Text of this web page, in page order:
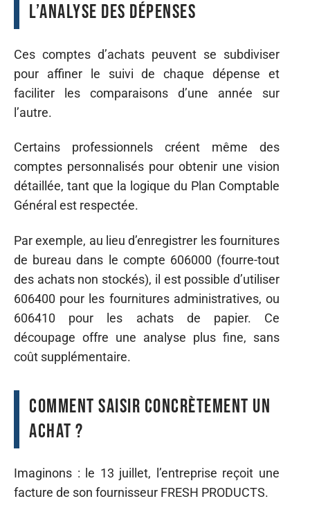
l’analyse des dépenses
Ces comptes d’achats peuvent se subdiviser
pour affiner le suivi de chaque dépense et
faciliter les comparaisons d’une année sur
l’autre.
Certains professionnels créent même des
comptes personnalisés pour obtenir une vision
détaillée, tant que la logique du Plan Comptable
Général est respectée.
Par exemple, au lieu d’enregistrer les fournitures
de bureau dans le compte 606000 (fourre-tout
des achats non stockés), il est possible d’utiliser
606400 pour les fournitures administratives, ou
606410 pour les achats de papier. Ce
découpage offre une analyse plus fine, sans
coût supplémentaire.
Comment saisir concrètement un
achat ?
Imaginons : le 13 juillet, l’entreprise reçoit une
facture de son fournisseur FRESH PRODUCTS.